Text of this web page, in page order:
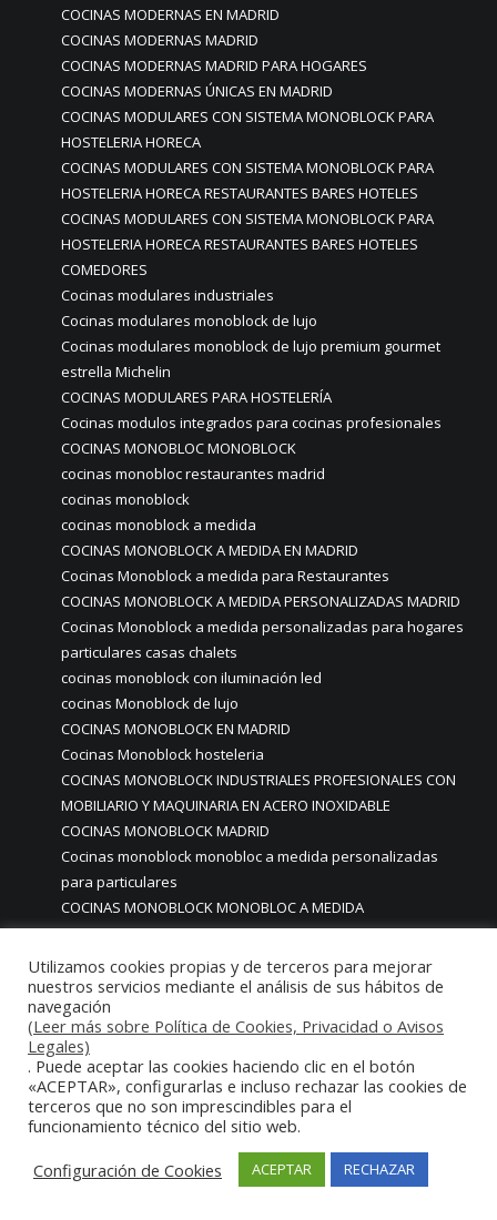
COCINAS MODERNAS EN MADRID
COCINAS MODERNAS MADRID
COCINAS MODERNAS MADRID PARA HOGARES
COCINAS MODERNAS ÚNICAS EN MADRID
COCINAS MODULARES CON SISTEMA MONOBLOCK PARA
HOSTELERIA HORECA
COCINAS MODULARES CON SISTEMA MONOBLOCK PARA
HOSTELERIA HORECA RESTAURANTES BARES HOTELES
COCINAS MODULARES CON SISTEMA MONOBLOCK PARA
HOSTELERIA HORECA RESTAURANTES BARES HOTELES
COMEDORES
Cocinas modulares industriales
Cocinas modulares monoblock de lujo
Cocinas modulares monoblock de lujo premium gourmet
estrella Michelin
COCINAS MODULARES PARA HOSTELERÍA
Cocinas modulos integrados para cocinas profesionales
COCINAS MONOBLOC MONOBLOCK
cocinas monobloc restaurantes madrid
cocinas monoblock
cocinas monoblock a medida
COCINAS MONOBLOCK A MEDIDA EN MADRID
Cocinas Monoblock a medida para Restaurantes
COCINAS MONOBLOCK A MEDIDA PERSONALIZADAS MADRID
Cocinas Monoblock a medida personalizadas para hogares
particulares casas chalets
cocinas monoblock con iluminación led
cocinas Monoblock de lujo
COCINAS MONOBLOCK EN MADRID
Cocinas Monoblock hosteleria
COCINAS MONOBLOCK INDUSTRIALES PROFESIONALES CON
MOBILIARIO Y MAQUINARIA EN ACERO INOXIDABLE
COCINAS MONOBLOCK MADRID
Cocinas monoblock monobloc a medida personalizadas
para particulares
COCINAS MONOBLOCK MONOBLOC A MEDIDA
PROFESIONALES
COCINAS MONOBLOCK MONOBLOC HOSTELERIA
COCINAS MONOBLOCK MONOBLOC MADRID
Cocinas monoblock monoblock mondulares para hosteleria
restaurantes
COCINAS MONOBLOCK PARA CASAS CHALETS PISOS CON
ACABADOS DE ALTA GAMA PREMIUM LUJO
COCINAS MONOBLOCK PARA CASAS PARTICULARES
COCINAS MONOBLOCK PARA HOGARES CASAS VIVIENDAS
PARTICULARES MADRID
COCINAS MONOBLOCK PARA HOSTELERIA
Utilizamos cookies propias y de terceros para mejorar
nuestros servicios mediante el análisis de sus hábitos de
navegación
(Leer más sobre Política de Cookies, Privacidad o Avisos
Legales)
. Puede aceptar las cookies haciendo clic en el botón
«ACEPTAR», configurarlas e incluso rechazar las cookies de
terceros que no son imprescindibles para el
funcionamiento técnico del sitio web.
Configuración de Cookies
ACEPTAR RECHAZAR